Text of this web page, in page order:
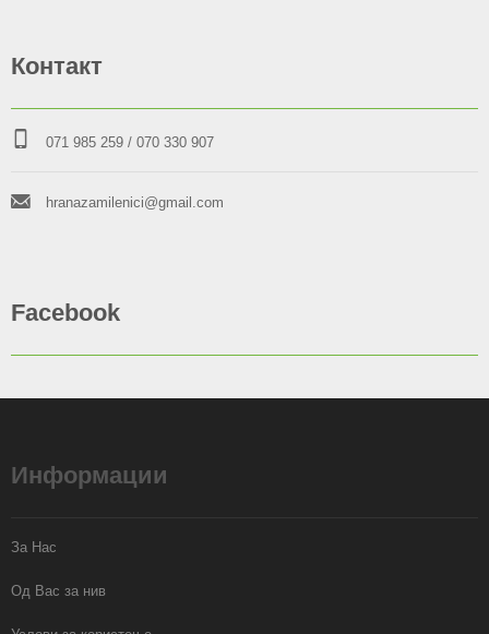
Контакт
071 985 259 / 070 330 907
hranazamilenici@gmail.com
Facebook
Информации
За Нас
Од Вас за нив